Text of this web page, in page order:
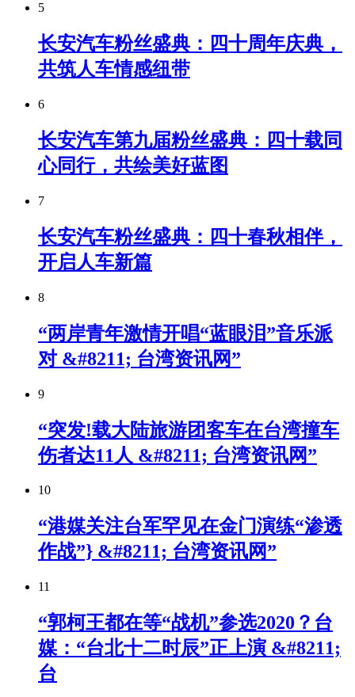
5
长安汽车粉丝盛典：四十周年庆典，
共筑人车情感纽带
6
长安汽车第九届粉丝盛典：四十载同
心同行，共绘美好蓝图
7
长安汽车粉丝盛典：四十春秋相伴，
开启人车新篇
8
“两岸青年激情开唱“蓝眼泪”音乐派
对 &#8211; 台湾资讯网”
9
“突发!载大陆旅游团客车在台湾撞车
伤者达11人 &#8211; 台湾资讯网”
10
“港媒关注台军罕见在金门演练“渗透
作战”} &#8211; 台湾资讯网”
11
“郭柯王都在等“战机”参选2020？台
媒：“台北十二时辰”正上演 &#8211;
台